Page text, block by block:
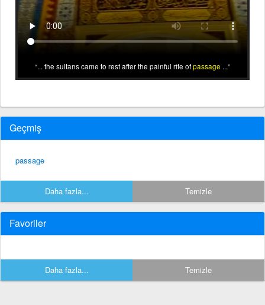
... the sultans came to rest after the painful rite ofpassage ...
Geçmiş
passage
Daha fazla... Temizle
Favoriler
Daha fazla... Temizle